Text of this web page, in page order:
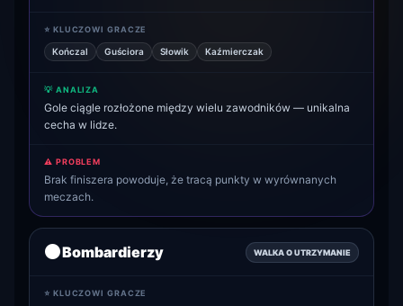
⭐ KLUCZOWI GRACZE
Kończal Guściora Słowik Kaźmierczak
💡 ANALIZA
Gole ciągle rozłożone między wielu zawodników — unikalna
cecha w lidze.
⚠️ PROBLEM
Brak finiszera powoduje, że tracą punkty w wyrównanych
meczach.
⚫Bombardierzy WALKA O UTRZYMANIE
⭐ KLUCZOWI GRACZE